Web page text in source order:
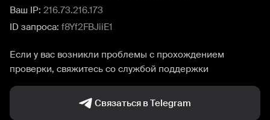
Ваш IP: 216.73.216.173
ID запроса: f8Yf2FBJiiE1
Если у вас возникли проблемы с прохождением
проверки, свяжитесь со службой поддержки
Связаться в Telegram